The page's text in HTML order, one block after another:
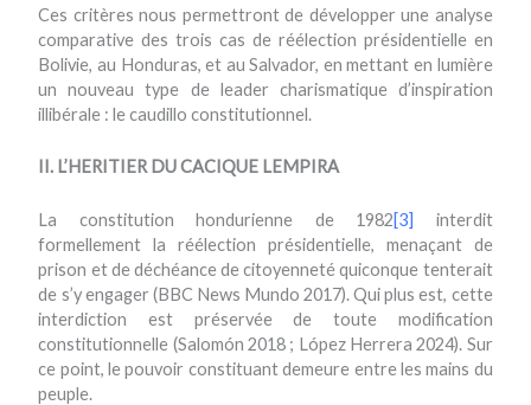
Ces critères nous permettront de développer une analyse
comparative des trois cas de réélection présidentielle en
Bolivie, au Honduras, et au Salvador, en mettant en lumière
un nouveau type de leader charismatique d’inspiration
illibérale : le caudillo constitutionnel.
II. L’HERITIER DU CACIQUE LEMPIRA
La constitution hondurienne de 1982[3]
interdit
formellement la réélection présidentielle, menaçant de
prison et de déchéance de citoyenneté quiconque tenterait
de s’y engager (BBC News Mundo 2017). Qui plus est, cette
interdiction est préservée de toute modification
constitutionnelle (Salomón 2018 ; López Herrera 2024). Sur
ce point, le pouvoir constituant demeure entre les mains du
peuple.